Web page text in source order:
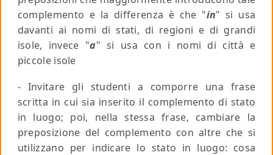
complemento e la differenza è che "in" si usa
davanti ai nomi di stati, di regioni e di grandi
isole, invece "a" si usa con i nomi di città e
piccole isole
- Invitare gli studenti a comporre una frase
scritta in cui sia inserito il complemento di stato
in luogo; poi, nella stessa frase, cambiare la
preposizione del complemento con altre che si
utilizzano per indicare lo stato in luogo: cosa